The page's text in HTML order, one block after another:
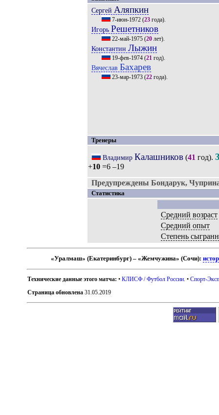
Сергей Аляпкин
7-июн-1972(23года).
Игорь Решетников
22-май-1975(20лет).
Константин Лыжин
19-фев-1974(21год).
Вячеслав Бахарев
23-мар-1973(22года).
Тренеры
Владимир Калашников(41 год).
+10 =6 –19
Предупреждены Бондарук,
Статистика
Средний возраст
Средний опыт
Степень
«Уралмаш» (Екатеринбург) – «Жемчужина» (Сочи):
Технические данные этого матча: •КЛИСФ / Футбол России . •Спорт-
Страница обновлена 31.05.2019